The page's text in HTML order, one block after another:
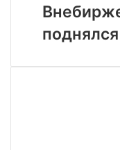
78
рублей
курс
доллара
поднялся
79